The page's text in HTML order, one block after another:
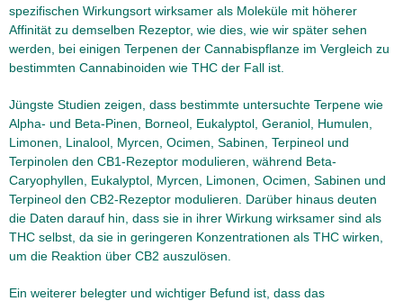
spezifischen Wirkungsort wirksamer als Moleküle mit höherer
Affinität zu demselben Rezeptor, wie dies, wie wir später sehen
werden, bei einigen Terpenen der Cannabispflanze im Vergleich zu
bestimmten Cannabinoiden wie THC der Fall ist.
Jüngste Studien zeigen, dass bestimmte untersuchte Terpene wie
Alpha- und Beta-Pinen, Borneol, Eukalyptol, Geraniol, Humulen,
Limonen, Linalool, Myrcen, Ocimen, Sabinen, Terpineol und
Terpinolen den CB1-Rezeptor modulieren, während Beta-
Caryophyllen, Eukalyptol, Myrcen, Limonen, Ocimen, Sabinen und
Terpineol den CB2-Rezeptor modulieren. Darüber hinaus deuten
die Daten darauf hin, dass sie in ihrer Wirkung wirksamer sind als
THC selbst, da sie in geringeren Konzentrationen als THC wirken,
um die Reaktion über CB2 auszulösen.
Ein weiterer belegter und wichtiger Befund ist, dass das